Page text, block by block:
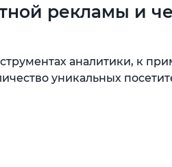
рекламы и
аналитики, к
уникальных